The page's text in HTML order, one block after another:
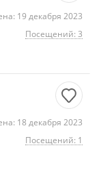
19 декабря 2023
Посещений: 3
18 декабря 2023
Посещений: 1